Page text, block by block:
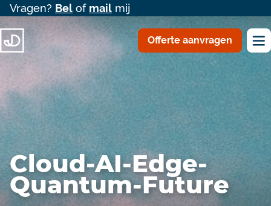
Vragen? Bel of mail mij
Offerte aanvragen
Cloud-AI-Edge-
Quantum-Future